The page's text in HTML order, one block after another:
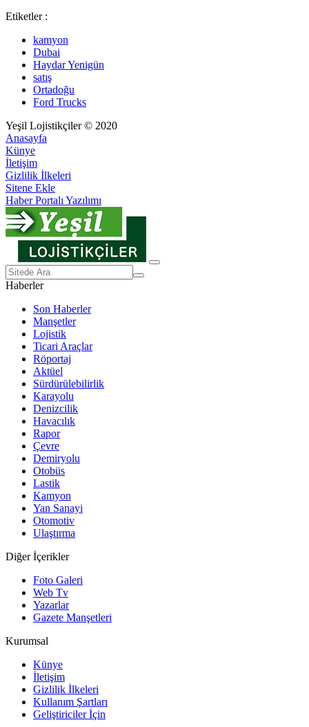
Etiketler :
kamyon
Dubai
Haydar Yenigün
satış
Ortadoğu
Ford Trucks
Yeşil Lojistikçiler © 2020
Anasayfa
Künye
İletişim
Gizlilik İlkeleri
Sitene Ekle
Haber Portalı Yazılımı
Haberler
Son Haberler
Manşetler
Lojistik
Ticari Araçlar
Röportaj
Aktüel
Sürdürülebilirlik
Karayolu
Denizcilik
Havacılık
Rapor
Çevre
Demiryolu
Otobüs
Lastik
Kamyon
Yan Sanayi
Otomotiv
Ulaştırma
Diğer İçerikler
Foto Galeri
Web Tv
Yazarlar
Gazete Manşetleri
Kurumsal
Künye
İletişim
Gizlilik İlkeleri
Kullanım Şartları
Geliştiriciler İçin